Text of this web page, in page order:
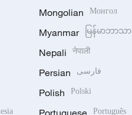
Mongolian Монгол
Myanmar မြန်မာဘာသာ
Nepali नेपाली
Persian فارسی
Polish Polski
Portuguese Português